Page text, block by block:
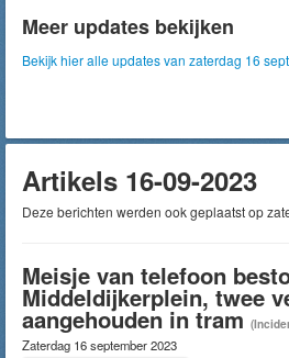
Meer updates bekijken
Bekijk hier alle updates van zaterdag 16
Artikels 16-09-2023
Deze berichten werden ook geplaatst op
Meisje van telefoon
Middeldijkerplein, twee
aangehouden in tram
Zaterdag 16 september 2023